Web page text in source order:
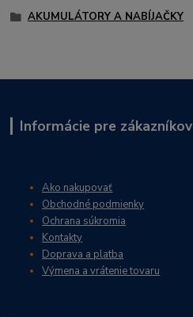
AKUMULÁTORY A NABÍJAČKY
Informácie pre zákazníkov
Ako nakupovať
Obchodné podmienky
Ochrana súkromia
Kontakty
Doprava a platba
Výmena a vrátenie tovaru